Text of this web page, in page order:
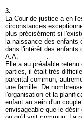
3.
La Cour de justice a en
circonstances
plus précisément si
la naissance des enfants
dans l'intérêt des enfants
A.A.________.
Elle a au préalable
parties, il était très
parental commun,
une famille. De
l'organisation et la
enfant au sein d'un
envisageable que le désir